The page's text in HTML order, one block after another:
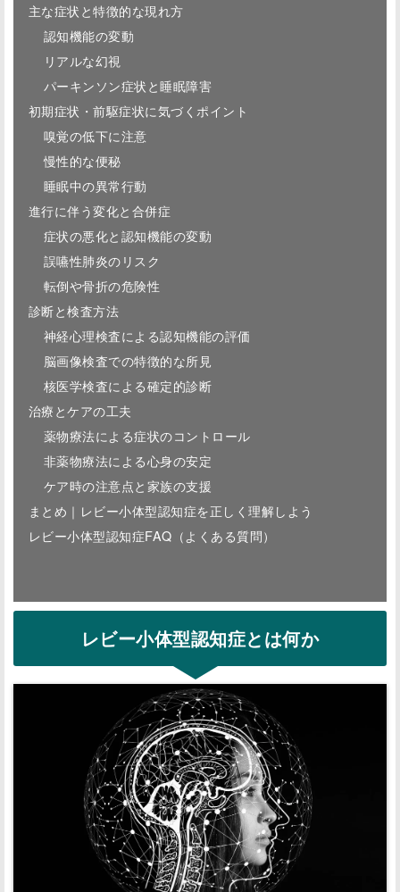
主な症状と特徴的な現れ方
認知機能の変動
リアルな幻視
パーキンソン症状と睡眠障害
初期症状・前駆症状に気づくポイント
嗅覚の低下に注意
慢性的な便秘
睡眠中の異常行動
進行に伴う変化と合併症
症状の悪化と認知機能の変動
誤嚥性肺炎のリスク
転倒や骨折の危険性
診断と検査方法
神経心理検査による認知機能の評価
脳画像検査での特徴的な所見
核医学検査による確定的診断
治療とケアの工夫
薬物療法による症状のコントロール
非薬物療法による心身の安定
ケア時の注意点と家族の支援
まとめ｜レビー小体型認知症を正しく理解しよう
レビー小体型認知症FAQ（よくある質問）
レビー小体型認知症とは何か